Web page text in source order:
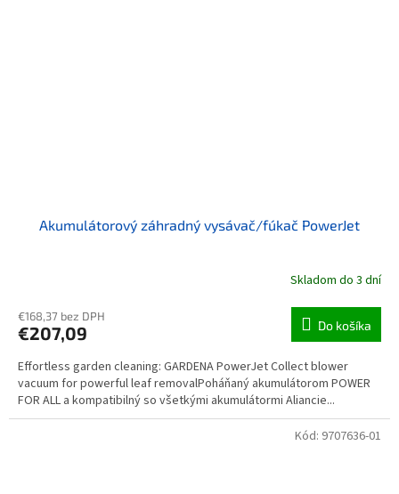
Akumulátorový záhradný vysávač/fúkač PowerJet
Skladom do 3 dní
€168,37 bez DPH
€207,09 Do košíka
Effortless garden cleaning: GARDENA PowerJet Collect blower
vacuum for powerful leaf removalPoháňaný akumulátorom POWER
FOR ALL a kompatibilný so všetkými akumulátormi Aliancie...
Kód: 9707636-01